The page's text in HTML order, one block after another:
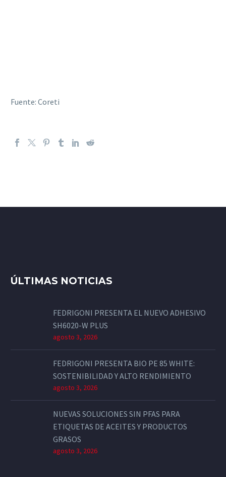
Fuente: Coreti
ÚLTIMAS NOTICIAS
FEDRIGONI PRESENTA EL NUEVO ADHESIVO
SH6020-W PLUS
agosto 3, 2026
FEDRIGONI PRESENTA BIO PE 85 WHITE:
SOSTENIBILIDAD Y ALTO RENDIMIENTO
agosto 3, 2026
NUEVAS SOLUCIONES SIN PFAS PARA
ETIQUETAS DE ACEITES Y PRODUCTOS
GRASOS
agosto 3, 2026